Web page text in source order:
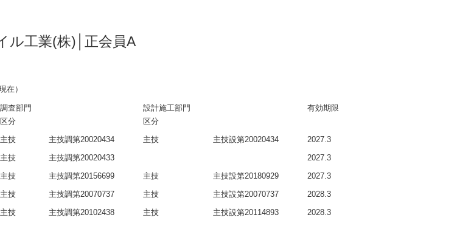
ル工業(株)│正会員A
在）
調査部門
区分
設計施工部門
区分
有効期限
主技 主技調第20020434 主技 主技設第20020434 2027.3
主技 主技調第20020433 2027.3
主技 主技調第20156699 主技 主技設第20180929 2027.3
主技 主技調第20070737 主技 主技設第20070737 2028.3
主技 主技調第20102438 主技 主技設第20114893 2028.3